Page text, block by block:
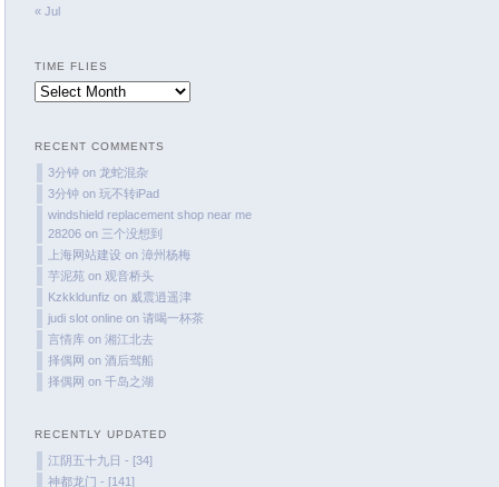
« Jul
TIME FLIES
Time
RECENT COMMENTS
3分钟 on 龙蛇混杂
3分钟 on 玩不转iPad
windshield replacement shop near me
28206 on 三个没想到
上海网站建设 on 漳州杨梅
芋泥苑 on 观音桥头
Kzkkldunfiz on 威震逍遥津
judi slot online on 请喝一杯茶
言情库 on 湘江北去
择偶网 on 酒后驾船
择偶网 on 千岛之湖
RECENTLY UPDATED
江阴五十九日 - [34]
神都龙门 - [141]